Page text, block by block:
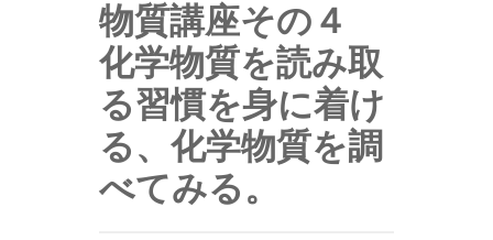
物質講座その４
化学物質を読み取
る習慣を身に着け
る、化学物質を調
べてみる。